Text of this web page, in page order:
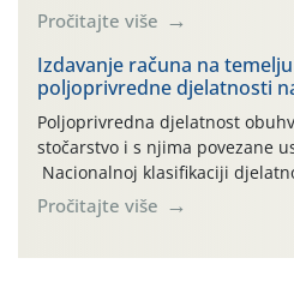
lokalitetima već su dozrele te
visokih temperatura i
razvoj vinove loze odvija se
većine vinograda je dobro.
zraka […]
Pročitajte više
Izdavanje računa na
poljoprivredne djelatnosti
Poljoprivredna djelatnost
stočarstvo i s njima povezane
Nacionalnoj klasifikaciji
skupne 01.1, 01.2, 01.3, 01.4,
prerade poljoprivrednih
Pročitajte više